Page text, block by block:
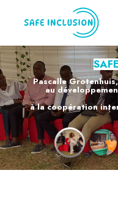
Pascalle
au
à la coopération